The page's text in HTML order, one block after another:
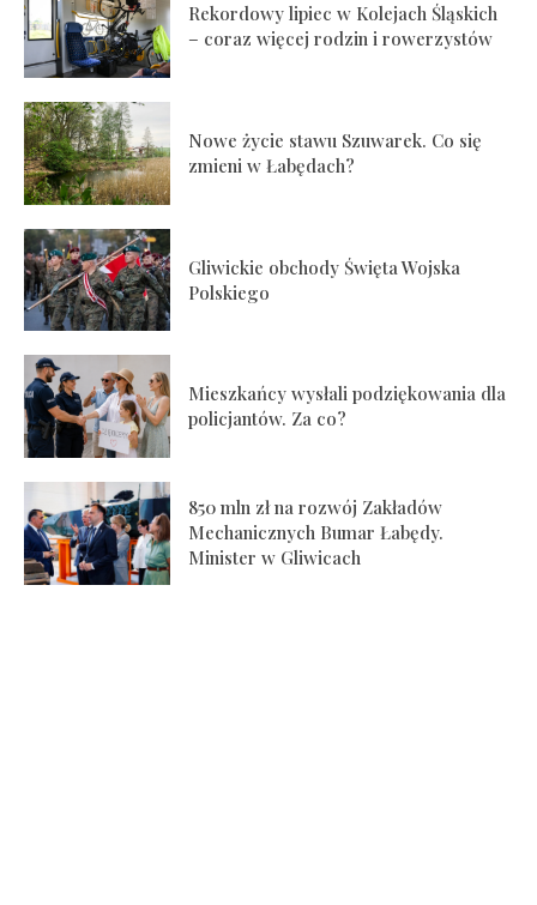
Rekordowy lipiec w Kolejach Śląskich
– coraz więcej rodzin i rowerzystów
Nowe życie stawu Szuwarek. Co się
zmieni w Łabędach?
Gliwickie obchody Święta Wojska
Polskiego
Mieszkańcy wysłali podziękowania dla
policjantów. Za co?
850 mln zł na rozwój Zakładów
Mechanicznych Bumar Łabędy.
Minister w Gliwicach